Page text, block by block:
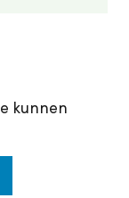
kunnen